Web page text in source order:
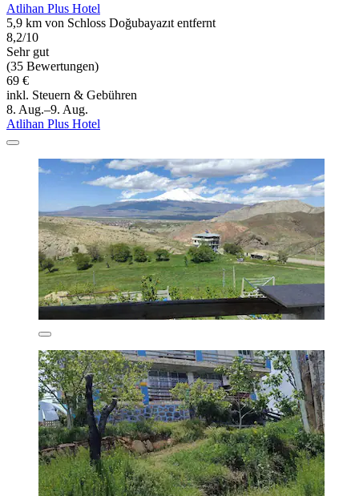
Atlihan Plus Hotel
5,9 km von Schloss Doğubayazıt entfernt
8,2/10
Sehr gut
(35 Bewertungen)
69 €
inkl. Steuern & Gebühren
8. Aug.–9. Aug.
Atlihan Plus Hotel